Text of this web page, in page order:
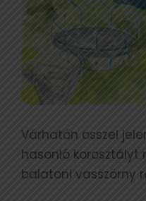
Várhatón összel
hasonló korosztályt
balatoni vasszörny